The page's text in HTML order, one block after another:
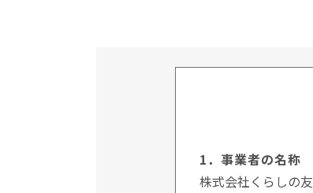
1．事業者の名称
株式会社くらしの友